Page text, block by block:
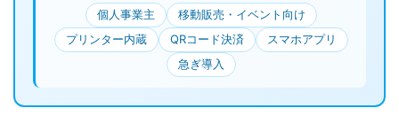
個人事業主
移動販売・イベント向け
プリンター内蔵
QRコード決済
スマホアプリ
急ぎ導入